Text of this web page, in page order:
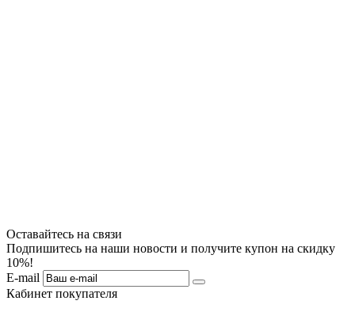
Оставайтесь на связи
Подпишитесь на наши новости и получите купон на скидку
10%!
E-mail
Кабинет покупателя